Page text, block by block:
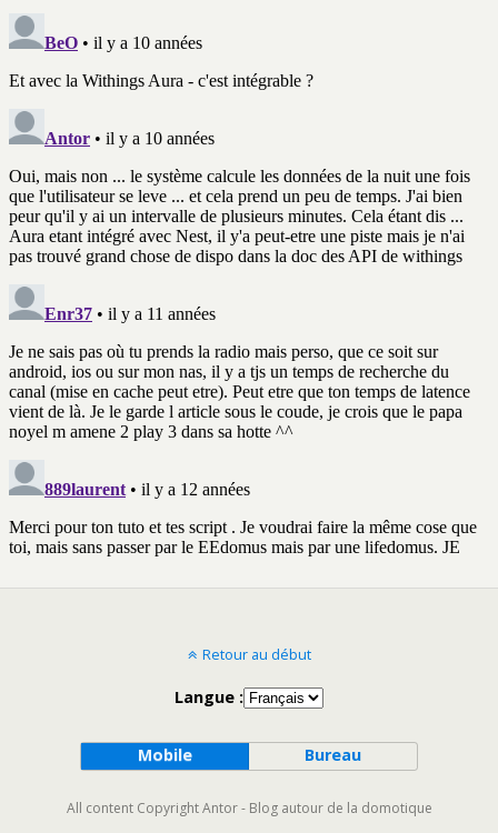
Retour au début
Langue :
Mobile Bureau
All content Copyright Antor - Blog autour de la domotique